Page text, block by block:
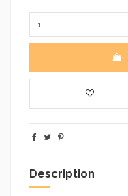
Description